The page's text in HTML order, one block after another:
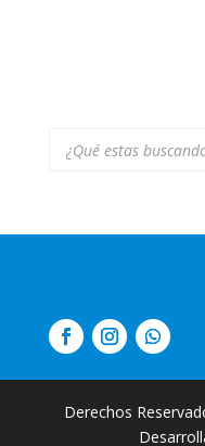
productos
Derechos